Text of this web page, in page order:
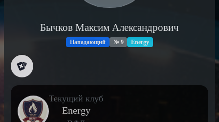
Бычков Максим Александрович
Нападающий № 9 Energy
Текущий клуб
Energy